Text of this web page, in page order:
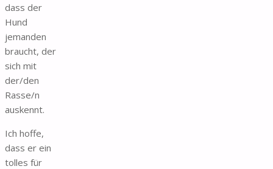
dass der
Hund
jemanden
braucht, der
sich mit
der/den
Rasse/n
auskennt.
Ich hoffe,
dass er ein
tolles für